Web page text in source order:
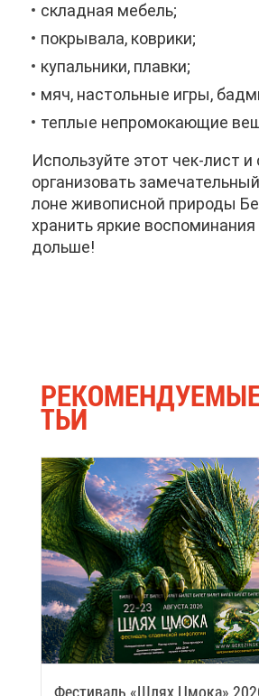
склад­ная ме­бель;
по­кры­ва­ла, ков­ри­ки;
ку­паль­ни­ки, плав­ки;
мяч, на­столь­ные иг­ры,
теп­лые непро­мо­ка­ю­щие
Ис­поль­зуй­те этот чек-лист
ор­га­ни­зо­вать
лоне жи­во­пис­ной при­ро­ды
хра­нить яр­кие
доль­ше!
ТЬИ
Фе­сти­валь «Шлях Цмо­ка»